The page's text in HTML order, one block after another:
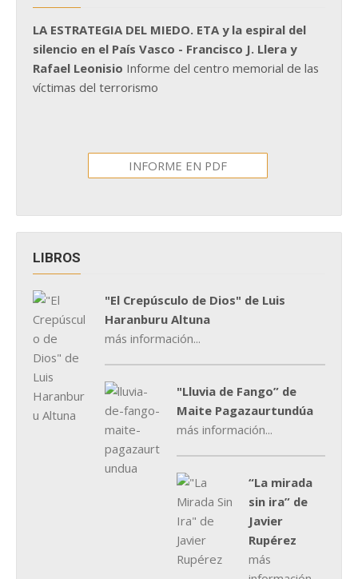
LA ESTRATEGIA DEL MIEDO. ETA y la espiral del
silencio en el País Vasco - Francisco J. Llera y
Rafael Leonisio Informe del centro memorial de las
víctimas del terrorismo
INFORME EN PDF
LIBROS
"El Crepúsculo de Dios" de Luis
Haranburu Altuna
más información...
"Lluvia de Fango” de
Maite Pagazaurtundúa
más información...
“La mirada
sin ira” de
Javier
Rupérez
más